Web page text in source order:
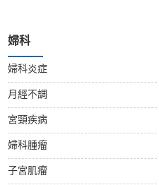
婦科
婦科炎症
月經不調
宮頸疾病
婦科腫瘤
子宮肌瘤